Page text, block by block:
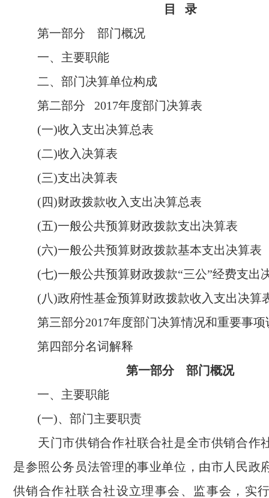
目 录
第一部分 部门概况
一、主要职能
二、部门决算单位构成
第二部分 2017年度部门决算表
(一)收入支出决算总表
(二)收入决算表
(三)支出决算表
(四)财政拨款收入支出决算总表
(五)一般公共预算财政拨款支出决算表
(六)一般公共预算财政拨款基本支出决算表
(七)一般公共预算财政拨款“三公”经费支出
(八)政府性基金预算财政拨款收入支出决算
第三部分2017年度部门决算情况和重要事项
第四部分名词解释
第一部分 部门概况
一、主要职能
(一)、部门主要职责
天门市供销合作社联合社是全市供销合作
是参照公务员法管理的事业单位，由市人民政
供销合作社联合社设立理事会、监事会，实